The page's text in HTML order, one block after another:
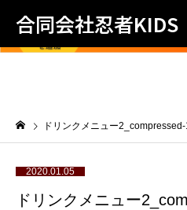
合同会社忍者KIDS
ドリンクメニュー2_compressed-
2020.01.05
ドリンクメニュー